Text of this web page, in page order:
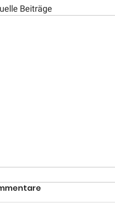
Beiträge
02. Februar 2020 −